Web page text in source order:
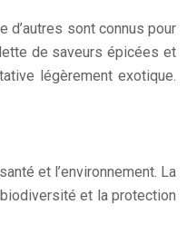
d’autres sont connus pour
de saveurs épicées et
légèrement exotique.
et l’environnement. La
et la protection